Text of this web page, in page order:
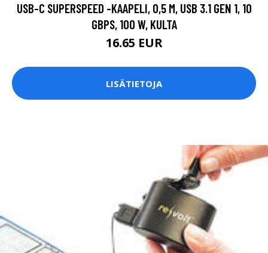
USB-C SUPERSPEED -KAAPELI, 0,5 M, USB 3.1 GEN 1, 10
GBPS, 100 W, KULTA
16.65 EUR
LISÄTIETOJA